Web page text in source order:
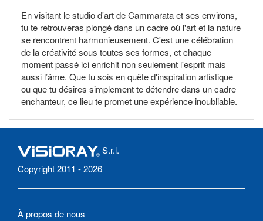
En visitant le studio d'art de Cammarata et ses environs,
tu te retrouveras plongé dans un cadre où l'art et la nature
se rencontrent harmonieusement. C'est une célébration
de la créativité sous toutes ses formes, et chaque
moment passé ici enrichit non seulement l'esprit mais
aussi l’âme. Que tu sois en quête d'inspiration artistique
ou que tu désires simplement te détendre dans un cadre
enchanteur, ce lieu te promet une expérience inoubliable.
S.r.l.
Copyright 2011 - 2026
À propos de nous